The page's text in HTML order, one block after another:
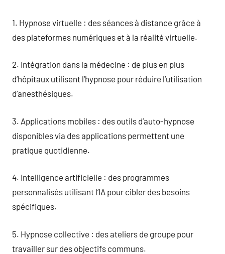
1. Hypnose virtuelle : des séances à distance grâce à
des plateformes numériques et à la réalité virtuelle.
2. Intégration dans la médecine : de plus en plus
d’hôpitaux utilisent l’hypnose pour réduire l’utilisation
d’anesthésiques.
3. Applications mobiles : des outils d’auto-hypnose
disponibles via des applications permettent une
pratique quotidienne.
4. Intelligence artificielle : des programmes
personnalisés utilisant l’IA pour cibler des besoins
spécifiques.
5. Hypnose collective : des ateliers de groupe pour
travailler sur des objectifs communs.